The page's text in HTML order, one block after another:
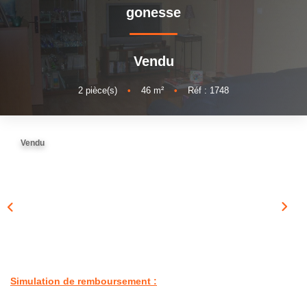
NOTRE AGENCE
gonesse
Vendu
2 pièce(s) • 46 m² • Réf : 1748
Vendu
Simulation de remboursement :